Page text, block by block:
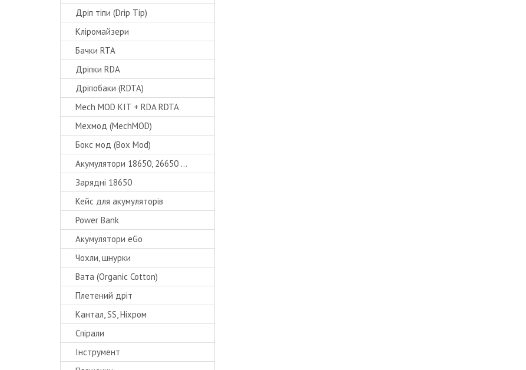
Дріп тіпи (Drip Tip)
Кліромайзери
Бачки RTA
Дріпки RDA
Дріпобаки (RDTA)
Mech MOD KIT + RDA RDTA
Мехмод (MechMOD)
Бокс мод (Box Mod)
Акумулятори 18650, 26650 ...
Зарядні 18650
Кейс для акумуляторів
Power Bank
Акумулятори eGo
Чохли, шнурки
Вата (Organic Cotton)
Плетений дріт
Кантал, SS, Ніхром
Спірали
Інструмент